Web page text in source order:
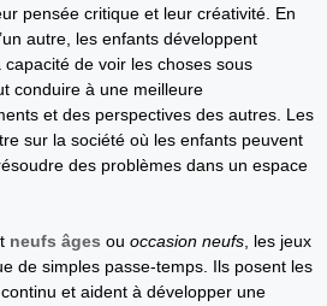
pensée critique et leur créativité. En
autre, les enfants développent
capacité de voir les choses sous
conduire à une meilleure
et des perspectives des autres. Les
sur la société où les enfants peuvent
des problèmes dans un espace
neufs âges ou occasion neufs , les jeux
de simples passe-temps. Ils posent les
et aident à développer une